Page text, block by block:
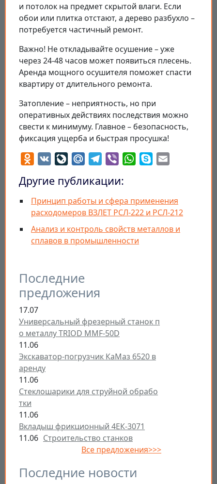
Последние
предложения
17.07
Универсальный фрезерный станок п
о металлу TRIOD MMF-50D
11.06
Экскаватор-погрузчик КаМаз 6520 в
аренду
11.06
Стеклошарики для струйной обрабо
тки
11.06
Вкладыш фрикционный 4ЕК-3071
11.06 Строительство станков
Все предложения>>>
Последние новости
и потолок на предмет скрытой влаги. Если
обои или плитка отстают, а дерево разбухло –
потребуется частичный ремонт.
Важно! Не откладывайте осушение – уже
через 24-48 часов может появиться плесень.
Аренда мощного осушителя поможет спасти
квартиру от длительного ремонта.
Затопление – неприятность, но при
оперативных действиях последствия можно
свести к минимуму. Главное – безопасность,
фиксация ущерба и быстрая просушка!
Odnoklassniki
VK LiveJournal
Mail.RuTelegram
Viber WhatsApp
Skype
Другие публикации:
Принцип работы и сфера применения
расходомеров ВЗЛЕТ РСЛ-222 и РСЛ-212
Анализ и контроль свойств металлов и
сплавов в промышленности